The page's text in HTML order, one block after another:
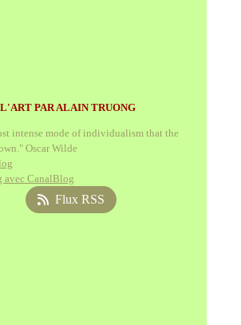
PAR ALAIN TRUONG
intense mode of individualism that the
Oscar Wilde
avec CanalBlog
Flux RSS